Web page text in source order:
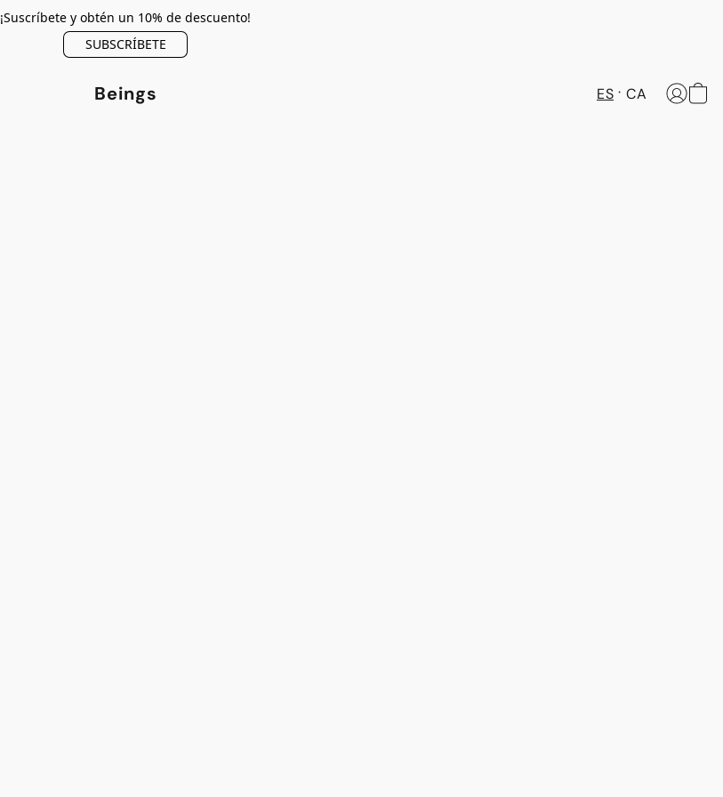
¡Suscríbete y obtén un 10% de descuento!
SUBSCRÍBETE
Beings ES CA